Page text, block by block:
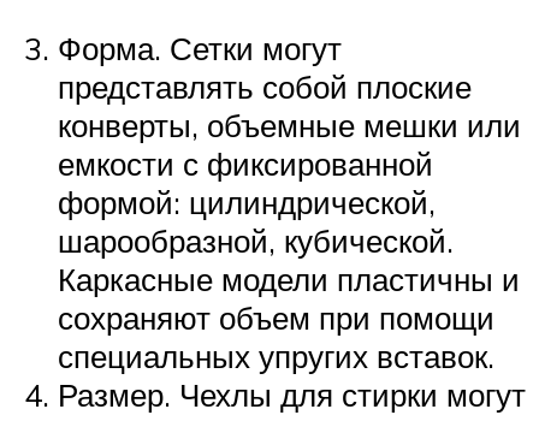
Форма. Сетки могут
представлять собой плоские
конверты, объемные мешки или
емкости с фиксированной
формой: цилиндрической,
шарообразной, кубической.
Каркасные модели пластичны и
сохраняют объем при помощи
специальных упругих вставок.
Размер. Чехлы для стирки могут